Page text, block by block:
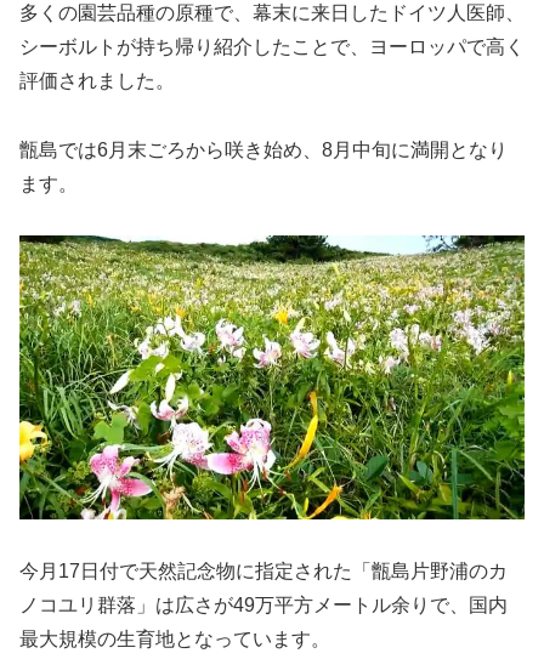
多くの園芸品種の原種で、幕末に来日したドイツ人医師、
シーボルトが持ち帰り紹介したことで、ヨーロッパで高く
評価されました。
甑島では6月末ごろから咲き始め、8月中旬に満開となり
ます。
今月17日付で天然記念物に指定された「甑島片野浦のカ
ノコユリ群落」は広さが49万平方メートル余りで、国内
最大規模の生育地となっています。